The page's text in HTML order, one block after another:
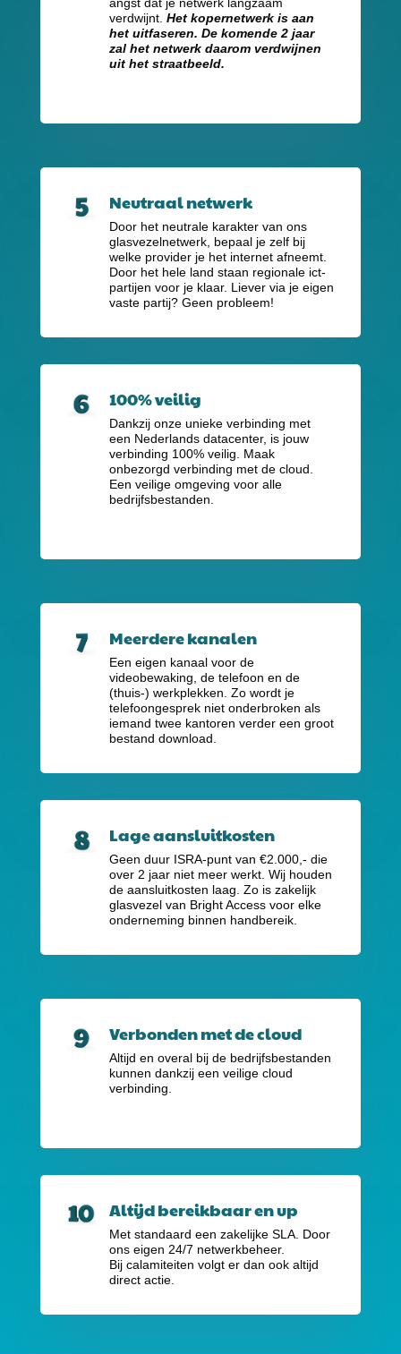
verdwijnt. Het kopernetwerk is aan
het uitfaseren. De komende 2 jaar
zal het netwerk daarom verdwijnen
uit het straatbeeld.
Neutraal netwerk
Door het neutrale karakter van ons
glasvezelnetwerk, bepaal je zelf bij
welke provider je het internet afneemt.
Door het hele land staan regionale ict-
partijen voor je klaar. Liever via je eigen
vaste partij? Geen probleem!
100% veilig
Dankzij onze unieke verbinding met
een Nederlands datacenter, is jouw
verbinding 100% veilig. Maak
onbezorgd verbinding met de cloud.
Een veilige omgeving voor alle
bedrijfsbestanden.
Meerdere kanalen
Een eigen kanaal voor de
videobewaking, de telefoon en de
(thuis-) werkplekken. Zo wordt je
telefoongesprek niet onderbroken als
iemand twee kantoren verder een groot
bestand download.
Lage aansluitkosten
Geen duur ISRA-punt van €2.000,- die
over 2 jaar niet meer werkt. Wij houden
de aansluitkosten laag. Zo is zakelijk
glasvezel van Bright Access voor elke
onderneming binnen handbereik.
Verbonden met de cloud
Altijd en overal bij de bedrijfsbestanden
kunnen dankzij een veilige cloud
verbinding.
Altijd bereikbaar en up
Met standaard een zakelijke SLA. Door
ons eigen 24/7 netwerkbeheer.
Bij calamiteiten volgt er dan ook altijd
direct actie.